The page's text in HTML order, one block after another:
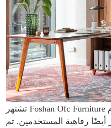
تشتهر Foshan Ofc Furniture بتصميم الكراسي التي لا تقدم
رفاهية المستخدمين. تم